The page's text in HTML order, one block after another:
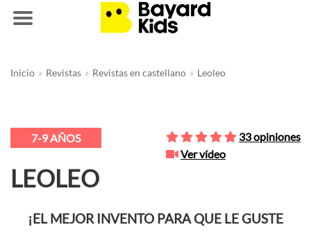
Saltar
Inicio » Revistas » Revistas en castellano » Leoleo
7-9 AÑOS
LEOLEO
33 opiniones
Ver vídeo
¡EL MEJOR INVENTO PARA QUE LE GUSTE